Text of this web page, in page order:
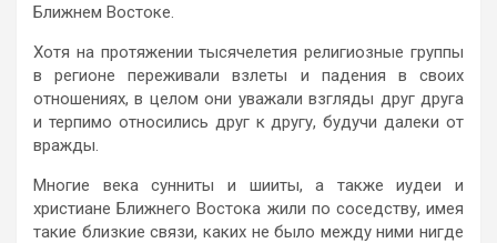
Ближнем Востоке.
Хотя на протяжении тысячелетия религиозные группы
в регионе переживали взлеты и падения в своих
отношениях, в целом они уважали взгляды друг друга
и терпимо относились друг к другу, будучи далеки от
вражды.
Многие века сунниты и шииты, а также иудеи и
христиане Ближнего Востока жили по соседству, имея
такие близкие связи, каких не было между ними нигде